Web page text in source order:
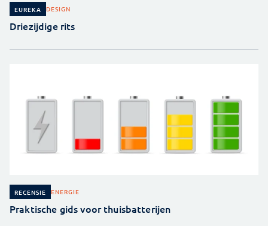
EUREKA DESIGN
Driezijdige rits
RECENSIE ENERGIE
Praktische gids voor thuisbatterijen